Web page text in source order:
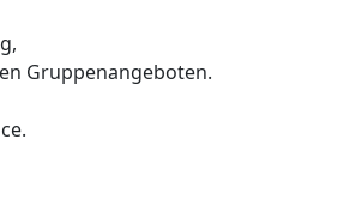
Gruppenangeboten.